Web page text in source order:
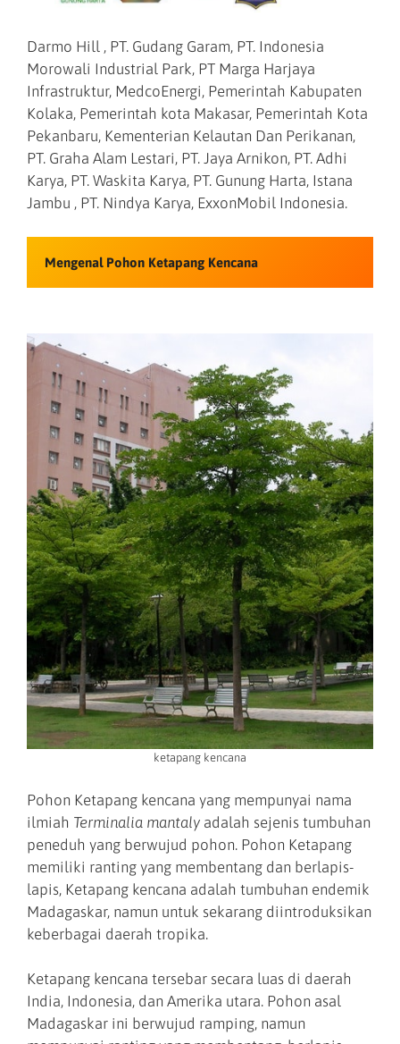
Darmo Hill , PT. Gudang Garam, PT. Indonesia
Morowali Industrial Park, PT Marga Harjaya
Infrastruktur, MedcoEnergi, Pemerintah Kabupaten
Kolaka, Pemerintah kota Makasar, Pemerintah Kota
Pekanbaru, Kementerian Kelautan Dan Perikanan,
PT. Graha Alam Lestari, PT. Jaya Arnikon, PT. Adhi
Karya, PT. Waskita Karya, PT. Gunung Harta, Istana
Jambu , PT. Nindya Karya, ExxonMobil Indonesia.
Mengenal Pohon Ketapang Kencana
ketapang kencana
Pohon Ketapang kencana yang mempunyai nama
ilmiah Terminalia mantaly adalah sejenis tumbuhan
peneduh yang berwujud pohon. Pohon Ketapang
memiliki ranting yang membentang dan berlapis-
lapis, Ketapang kencana adalah tumbuhan endemik
Madagaskar, namun untuk sekarang diintroduksikan
keberbagai daerah tropika.
Ketapang kencana tersebar secara luas di daerah
India, Indonesia, dan Amerika utara. Pohon asal
Madagaskar ini berwujud ramping, namun